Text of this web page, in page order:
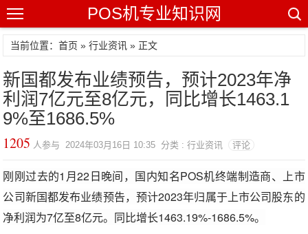
POS机专业知识网
当前位置：首页 »行业资讯 » 正文
新国都发布业绩预告，预计2023年净
利润7亿元至8亿元，同比增长1463.1
9%至1686.5%
1205 人参与 2024年03月16日 10:35 分类 : 行业资讯 评论
刚刚过去的1月22日晚间，国内知名POS机终端制造商、上市
公司新国都发布业绩预告，预计2023年归属于上市公司股东的
净利润为7亿至8亿元。同比增长1463.19%-1686.5%。